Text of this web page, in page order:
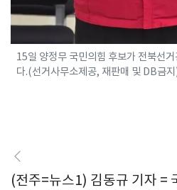
15일 양정무 국민의힘 후보가 전북선
다.(선거사무소제공, 재판매 및 DB금
(전주=뉴스1) 김동규 기자 =